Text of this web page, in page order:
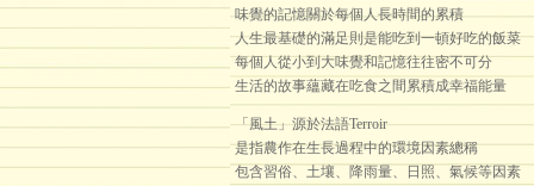
味覺的記憶關於每個人長時間的累積
人生最基礎的滿足則是能吃到一頓好吃的飯菜
每個人從小到大味覺和記憶往往密不可分
生活的故事蘊藏在吃食之間累積成幸福能量
「風土」源於法語Terroir
是指農作在生長過程中的環境因素總稱
包含習俗、土壤、降雨量、日照、氣候等因素